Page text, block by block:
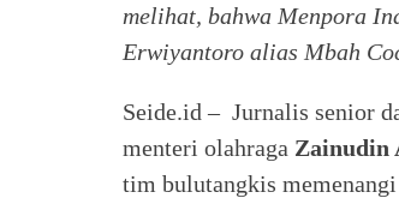
melihat, bahwa Menpora
Erwiyantoro alias Mbah
Seide.id – Jurnalis senior
menteri olahraga Zainudin
tim bulutangkis